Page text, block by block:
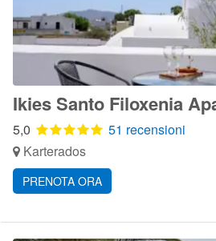
Ikies Santo Filoxenia
5,0
51 recensioni
Karterados
PRENOTA ORA